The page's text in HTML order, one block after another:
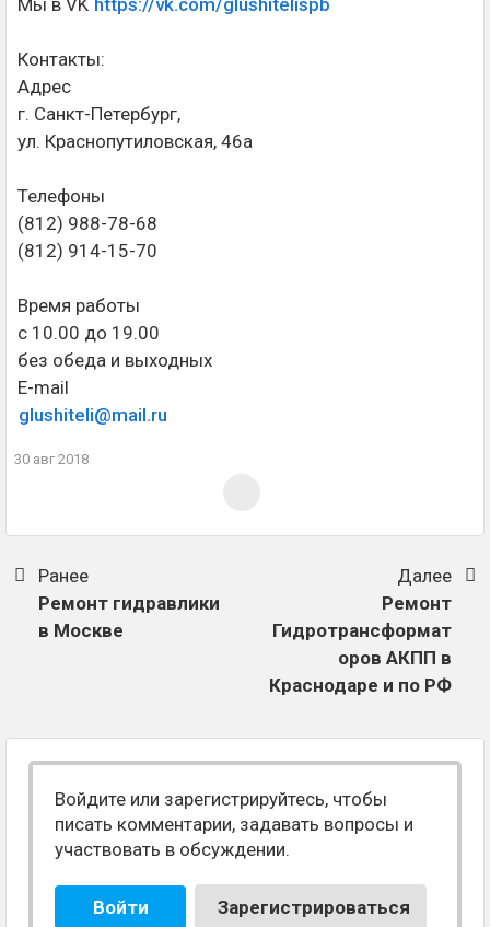
Мы в VK https://vk.com/glushitelispb
Контакты:
Адрес
г. Санкт-Петербург,
ул. Краснопутиловская, 46а
Телефоны
(812) 988-78-68
(812) 914-15-70
Время работы
с 10.00 до 19.00
без обеда и выходных
E-mail
glushiteli@mail.ru
30 авг 2018
Ранее
Ремонт гидравлики
в Москве
Далее
Ремонт
Гидротрансформат
оров АКПП в
Краснодаре и по РФ
Войдите или зарегистрируйтесь, чтобы
писать комментарии, задавать вопросы и
участвовать в обсуждении.
Войти Зарегистрироваться